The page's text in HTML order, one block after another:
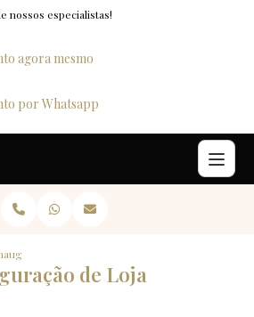
nossos especialistas!
agora mesmo
por Whatsapp
de loja
de Loja